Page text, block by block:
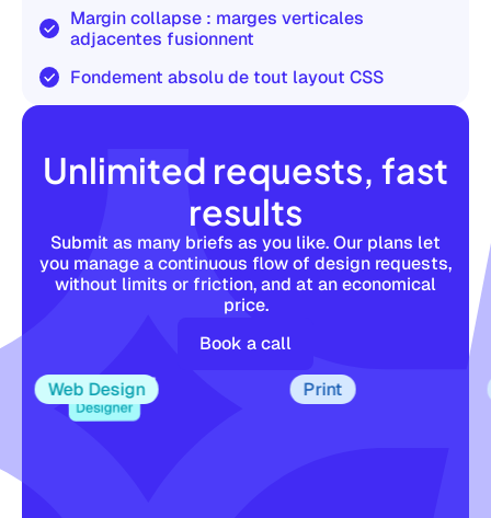
Margin collapse : marges verticales
adjacentes fusionnent
Fondement absolu de tout layout CSS
Unlimited requests, fast
results
Submit as many briefs as you like. Our plans let
you manage a continuous flow of design requests,
without limits or friction, and at an economical
price.
Book a call
Web Design
Print